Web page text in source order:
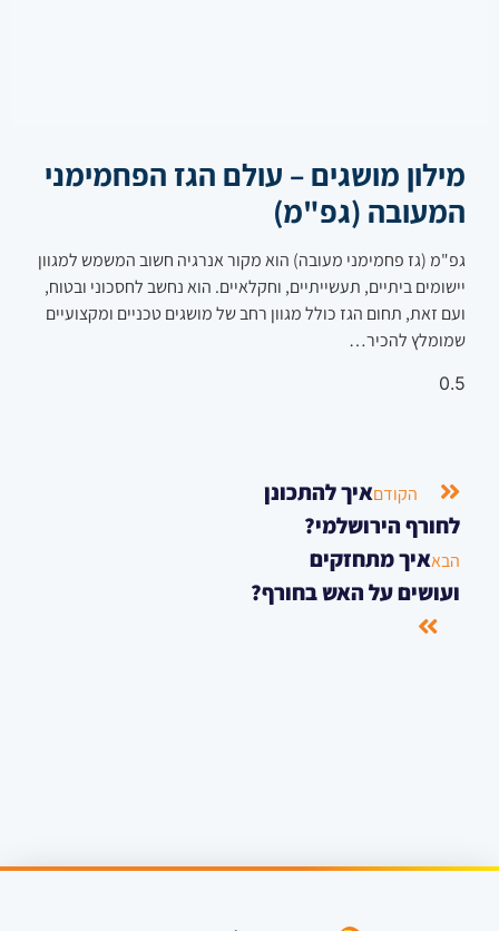
מילון מושגים – עולם הגז הפחמימני
המעובה (גפ"מ)
גפ"מ (גז פחמימני מעובה) הוא מקור אנרגיה חשוב המשמש למגוון
יישומים ביתיים, תעשייתיים, וחקלאיים. הוא נחשב לחסכוני ובטוח,
ועם זאת, תחום הגז כולל מגוון רחב של מושגים טכניים ומקצועיים
שמומלץ להכיר…
הקודםאיך להתכונן
לחורף הירושלמי?
הבאאיך מתחזקים
ועושים על האש בחורף?